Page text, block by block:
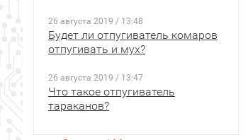
26 августа 2019 / 13:48
Будет ли отпугиватель комаров
отпугивать и мух?
26 августа 2019 / 13:47
Что такое отпугиватель
тараканов?